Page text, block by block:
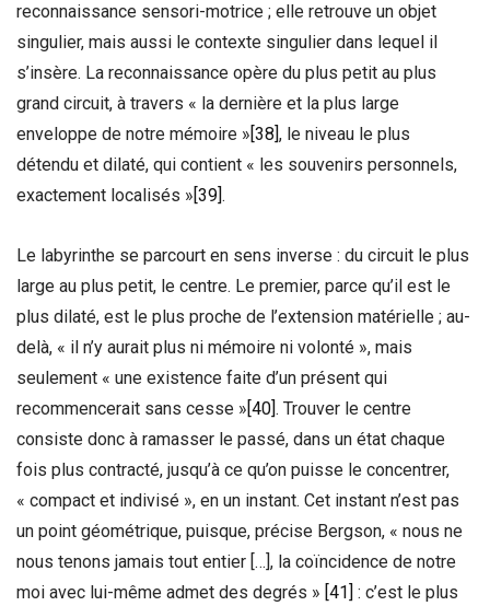
reconnaissance sensori-motrice ; elle retrouve un objet
singulier, mais aussi le contexte singulier dans lequel il
s’insère. La reconnaissance opère du plus petit au plus
grand circuit, à travers « la dernière et la plus large
enveloppe de notre mémoire »[38], le niveau le plus
détendu et dilaté, qui contient « les souvenirs personnels,
exactement localisés »[39].
Le labyrinthe se parcourt en sens inverse : du circuit le plus
large au plus petit, le centre. Le premier, parce qu’il est le
plus dilaté, est le plus proche de l’extension matérielle ; au-
delà, « il n’y aurait plus ni mémoire ni volonté », mais
seulement « une existence faite d’un présent qui
recommencerait sans cesse » [40] . Trouver le centre
consiste donc à ramasser le passé, dans un état chaque
fois plus contracté, jusqu’à ce qu’on puisse le concentrer,
« compact et indivisé », en un instant. Cet instant n’est pas
un point géométrique, puisque, précise Bergson, « nous ne
nous tenons jamais tout entier […], la coïncidence de notre
moi avec lui-même admet des degrés » [41] : c’est le plus